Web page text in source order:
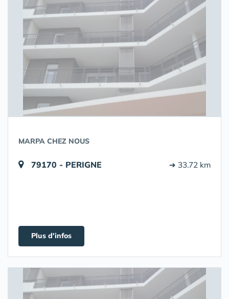
MARPA CHEZ NOUS
79170 - PERIGNE ➔ 33.72 km
Plus d'infos